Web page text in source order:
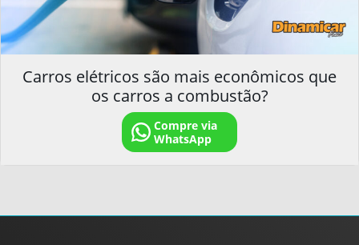
Carros elétricos são mais econômicos que
os carros a combustão?
Compre via
WhatsApp